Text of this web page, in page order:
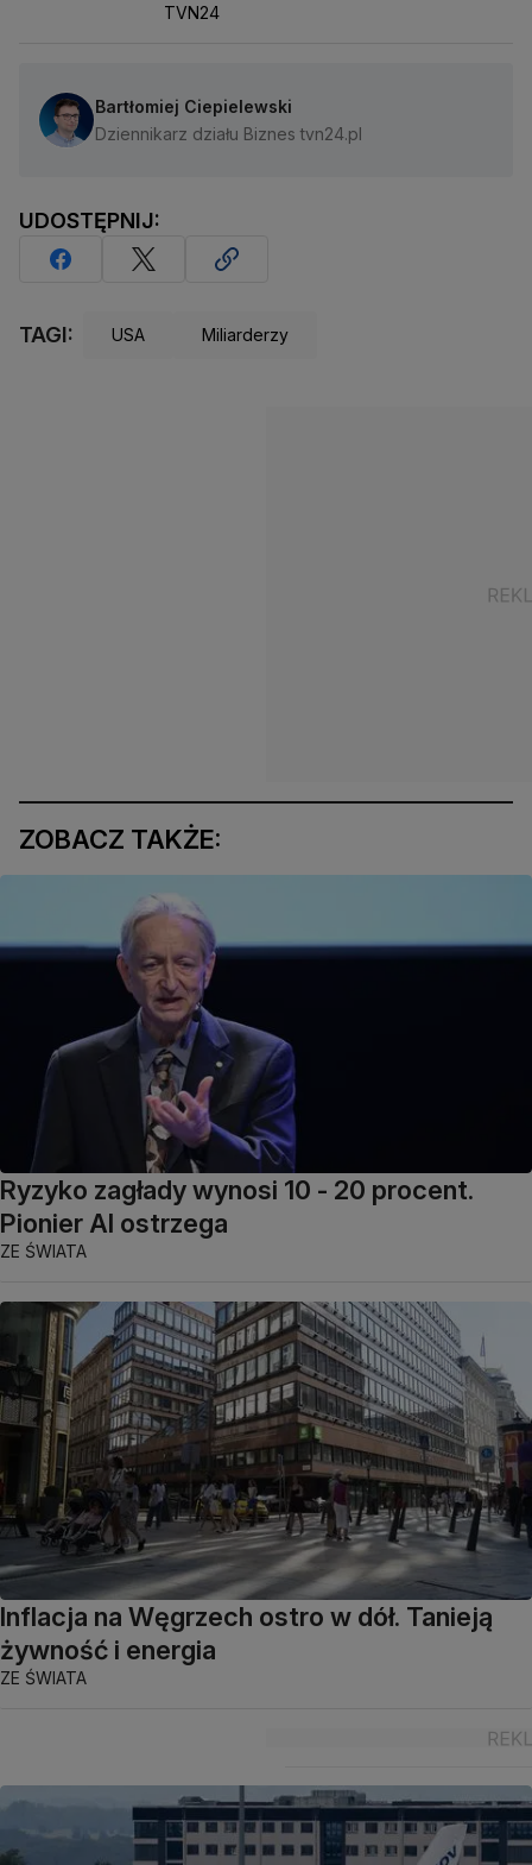
TVN24
Bartłomiej Ciepielewski
Dziennikarz działu Biznes tvn24.pl
UDOSTĘPNIJ:
TAGI: USA Miliarderzy
ZOBACZ TAKŻE:
Ryzyko zagłady wynosi 10 - 20 procent.
Pionier AI ostrzega
ZE ŚWIATA
Inflacja na Węgrzech ostro w dół. Tanieją
żywność i energia
ZE ŚWIATA